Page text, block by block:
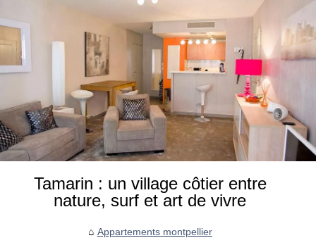
Tamarin : un village côtier entre
nature, surf et art de vivre
Appartements montpellier